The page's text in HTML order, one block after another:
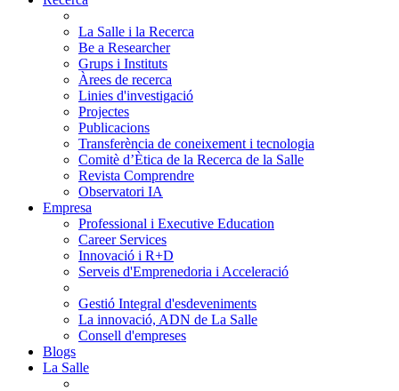
La Salle i la Recerca
Be a Researcher
Grups i Instituts
Àrees de recerca
Linies d'investigació
Projectes
Publicacions
Transferència de coneixement i tecnologia
Comitè d’Ètica de la Recerca de la Salle
Revista Comprendre
Observatori IA
Empresa
Professional i Executive Education
Career Services
Innovació i R+D
Serveis d'Emprenedoria i Acceleració
Gestió Integral d'esdeveniments
La innovació, ADN de La Salle
Consell d'empreses
Blogs
La Salle